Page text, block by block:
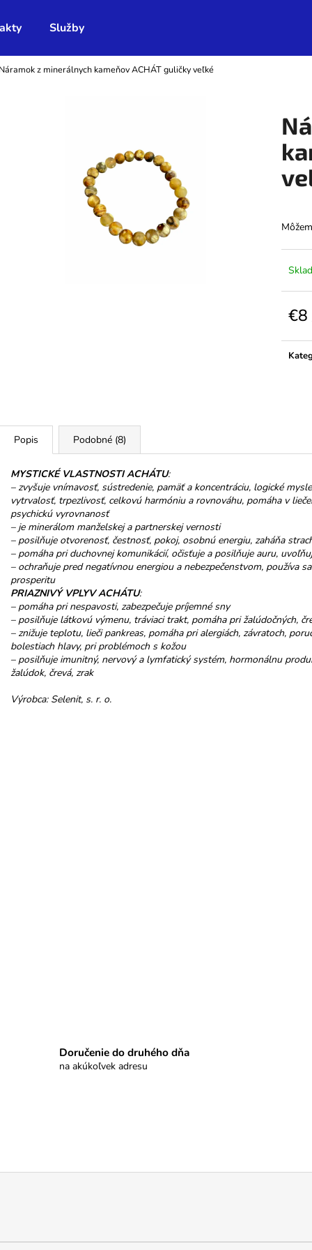
Služby
z minerálnych kameňov ACHÁT guličky veľké
€8
cena:
Popis Podobné (8)
MYSTICKÉ VLASTNOSTI ACHÁTU:
– zvyšuje vnímavosť, sústredenie, pamäť a koncentráciu, logické
vytrvalosť, trpezlivosť, celkovú harmóniu a rovnováhu, pomáha v
psychickú vyrovnanosť
– je minerálom manželskej a partnerskej vernosti
– posilňuje otvorenosť, čestnosť, pokoj, osobnú energiu, zaháňa
– pomáha pri duchovnej komunikácií, očisťuje a posilňuje auru,
– ochraňuje pred negatívnou energiou a nebezpečenstvom, používa
prosperitu
PRIAZNIVÝ VPLYV ACHÁTU:
– pomáha pri nespavosti, zabezpečuje príjemné sny
– posilňuje látkovú výmenu, tráviaci trakt, pomáha pri žalúdočných,
– znižuje teplotu, lieči pankreas, pomáha pri alergiách, závratoch,
bolestiach hlavy, pri problémoch s kožou
– posilňuje imunitný, nervový a lymfatický systém, hormonálnu
žalúdok, črevá, zrak
Výrobca: Selenit, s. r. o.
Čo potrebujete nájsť?
Odporúčame
PROMENÁDA
Doručenie do druhého dňa
na akúkoľvek adresu